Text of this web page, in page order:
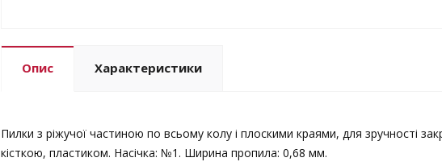
Опис Характеристики
Пилки з ріжучої частиною по всьому колу і плоскими краями, для зручності
кісткою, пластиком. Насічка: №1. Ширина пропила: 0,68 мм.